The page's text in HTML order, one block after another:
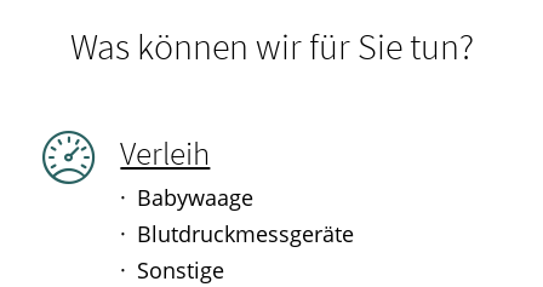
Was können wir für Sie tun?
Verleih
Babywaage
Blutdruckmessgeräte
Sonstige